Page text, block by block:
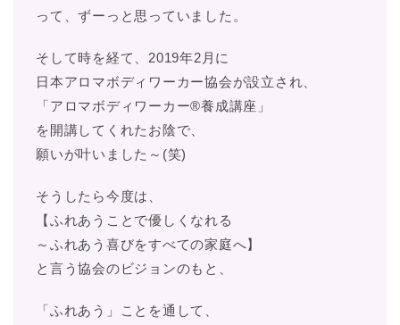
って、ずーっと思っていました。
そして時を経て、2019年2月に
日本アロマボディワーカー協会が設立され、
「アロマボディワーカー®養成講座」
を開講してくれたお陰で、
願いが叶いました～(笑)
そうしたら今度は、
【ふれあうことで優しくなれる
～ふれあう喜びをすべての家庭へ】
と言う協会のビジョンのもと、
「ふれあう」ことを通して、